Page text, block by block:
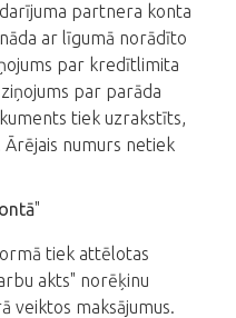
partnera konta
ar līgumā norādīto
par kredītlimita
par parāda
tiek uzrakstīts,
numurs netiek
"
tiek attēlotas
akts" norēķinu
veiktos maksājumus.